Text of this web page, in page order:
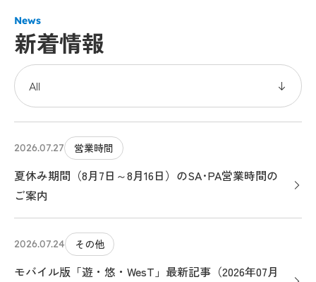
News
新着情報
2026.07.27 営業時間
夏休み期間（8月7日～8月16日）のSA･PA営業時間の
ご案内
2026.07.24 その他
モバイル版「遊・悠・WesT」最新記事（2026年07月